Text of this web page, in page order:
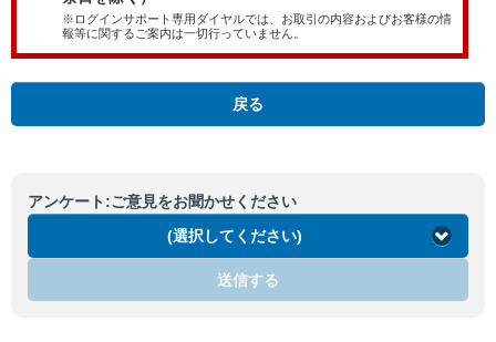
※ログインサポート専用ダイヤルでは、お取引の内容およびお客様の情
報等に関するご案内は一切行っていません。
戻る
アンケート:ご意見をお聞かせください
(選択してください)
送信する